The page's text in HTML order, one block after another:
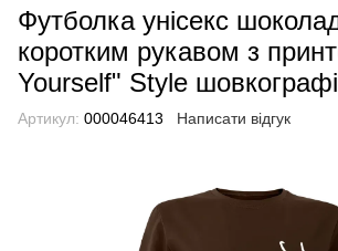
Футболка унісекс
коротким рукавом з
Yourself" Style
Артикул: 000046413 Написати відгук